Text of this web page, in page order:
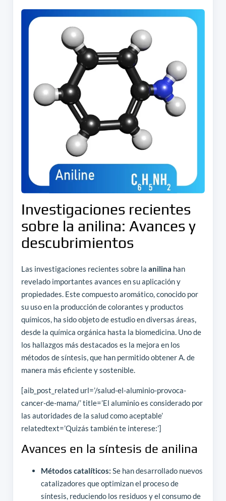
Investigaciones recientes
sobre la anilina: Avances y
descubrimientos
Las investigaciones recientes sobre la anilina han
revelado importantes avances en su aplicación y
propiedades. Este compuesto aromático, conocido por
su uso en la producción de colorantes y productos
químicos, ha sido objeto de estudio en diversas áreas,
desde la química orgánica hasta la biomedicina. Uno de
los hallazgos más destacados es la mejora en los
métodos de síntesis, que han permitido obtener A. de
manera más eficiente y sostenible.
[aib_post_related url=’/salud-el-aluminio-provoca-
cancer-de-mama/’ title=’El aluminio es considerado por
las autoridades de la salud como aceptable’
relatedtext=’Quizás también te interese:’]
Avances en la síntesis de anilina
Métodos catalíticos: Se han desarrollado nuevos
catalizadores que optimizan el proceso de
síntesis, reduciendo los residuos y el consumo de